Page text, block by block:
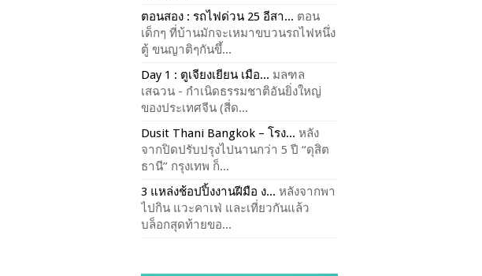
ตอนสอง : รถไฟด่วน 25 อีสา... ตอน
เด็กๆ ที่บ้านมักจะเหมาขบวนรถไฟหนึ่ง
ตู้ ขนญาติๆกันขึ้...
Day 1 : ตูเจียงเยียน เมือ... มลฑล
เสฉวน - กำเนิดธรรมชาติอันยิ่งใหญ่
ของประเทศจีน (สี่ด...
Dusit Thani Bangkok – โรง... หลัง
จากปิดปรับปรุงไปนานกว่า 5 ปี “ดุสิต
ธานี” กรุงเทพ ก็...
3 แหล่งช้อปปิ้งงานฝีมือ ง... หลังจากพา
ไปกิน แวะคาเฟ่ และเที่ยวกันแล้ว
บล็อกสุดท้ายขอ...